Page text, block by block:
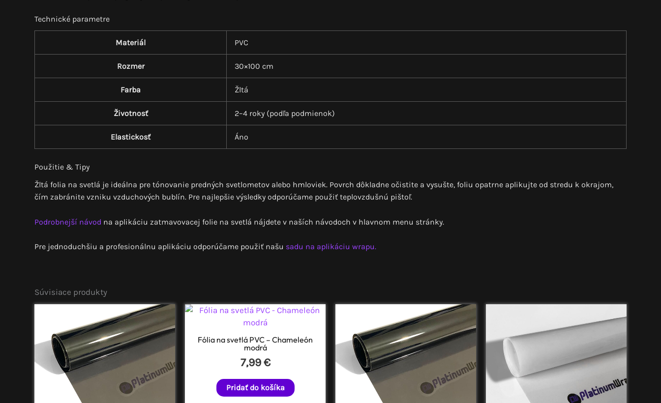
Technické parametre
Materiál PVC
Rozmer 30×100 cm
Farba Žltá
Životnosť 2–4 roky (podľa podmienok)
Elastickosť Áno
Použitie & Tipy
Žltá folia na svetlá je ideálna pre tónovanie predných svetlometov alebo hmloviek. Povrch dôkladne očistite a vysušte, foliu opatrne aplikujte od stredu k okrajom,
čím zabránite vzniku vzduchových bublín. Pre najlepšie výsledky odporúčame použiť teplovzdušnú pištoľ.
Podrobnejší návod na aplikáciu zatmavovacej folie na svetlá nájdete v naších návodoch v hlavnom menu stránky.
Pre jednoduchšiu a profesionálnu aplikáciu odporúčame použiť našu sadu na aplikáciu wrapu.
Súvisiace produkty
Fólia na svetlá PVC – Chameleón
modrá
7,99€
Pridať do košíka